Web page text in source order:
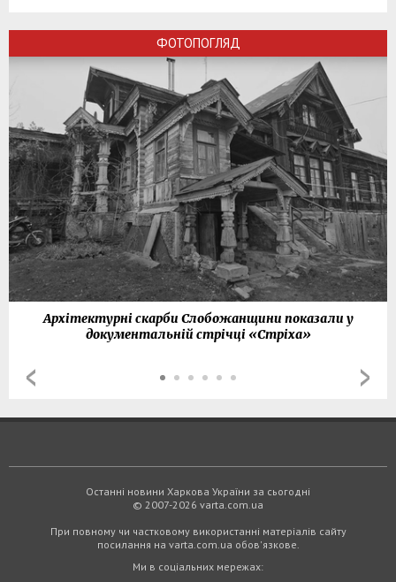
ФОТОПОГЛЯД
Архітектурні скарби Слобожанщини показали у
документальній стрічці «Стріха»
Останні новини Харкова України за сьогодні
© 2007-2026 varta.com.ua
При повному чи частковому використанні матеріалів сайту
посилання на varta.com.ua обов'язкове.
Ми в соціальних мережах: